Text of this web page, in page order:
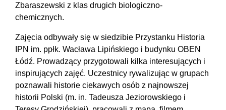
Zbaraszewski z klas drugich biologiczno-
chemicznych.
Zajęcia odbywały się w siedzibie Przystanku Historia
IPN im. ppłk. Wacława Lipińskiego i budynku OBEN
Łódź. Prowadzący przygotowali kilka interesujących i
inspirujących zajęć. Uczestnicy rywalizując w grupach
poznawali historie ciekawych osób z najnowszej
historii Polski (m. in. Tadeusza Jeziorowskiego i